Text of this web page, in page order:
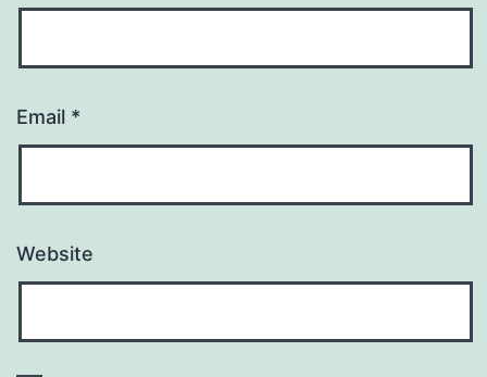
Email *
Website